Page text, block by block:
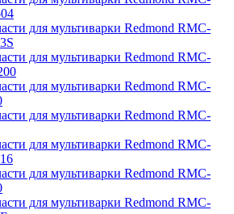
для мультиварки Redmond RMC-
для мультиварки Redmond RMC-
для мультиварки Redmond RMC-
для мультиварки Redmond RMC-
для мультиварки Redmond RMC-
для мультиварки Redmond RMC-
для мультиварки Redmond RMC-